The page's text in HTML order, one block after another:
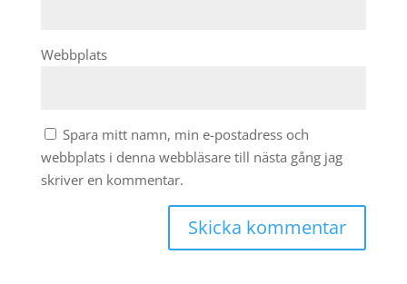
Webbplats
Spara mitt namn, min e-postadress och
webbplats i denna webbläsare till nästa gång jag
skriver en kommentar.